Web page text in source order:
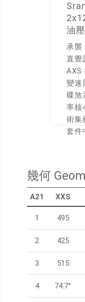
油
承襲
直覺
AXS
變速
碟煞
率核
術集
套件
幾何
A21 XXS
1 495
2 425
3 515
4 74.7°